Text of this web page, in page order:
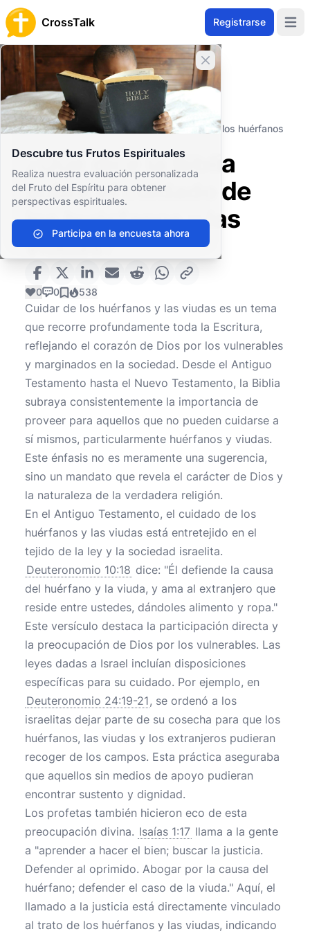
CrossTalk Registrarse
Cerrar banner
Descubre tus Frutos Espirituales
Realiza nuestra evaluación personalizada
del Fruto del Espíritu para obtener
perspectivas espirituales.
Participa en la encuesta ahora
Inicio
Archivo de Preguntas
Vida Cristiana
Familia y Comunidad
¿Qué dice la Biblia sobre el cuidado de los huérfanos
¿Qué dice la Biblia
sobre el cuidado de
los huérfanos y las
viudas?
0 0 538
Cuidar de los huérfanos y las viudas es un tema
que recorre profundamente toda la Escritura,
reflejando el corazón de Dios por los vulnerables
y marginados en la sociedad. Desde el Antiguo
Testamento hasta el Nuevo Testamento, la Biblia
subraya consistentemente la importancia de
proveer para aquellos que no pueden cuidarse a
sí mismos, particularmente huérfanos y viudas.
Este énfasis no es meramente una sugerencia,
sino un mandato que revela el carácter de Dios y
la naturaleza de la verdadera religión.
En el Antiguo Testamento, el cuidado de los
huérfanos y las viudas está entretejido en el
tejido de la ley y la sociedad israelita.
Deuteronomio 10:18 dice: "Él defiende la causa
del huérfano y la viuda, y ama al extranjero que
reside entre ustedes, dándoles alimento y ropa."
Este versículo destaca la participación directa y
la preocupación de Dios por los vulnerables. Las
leyes dadas a Israel incluían disposiciones
específicas para su cuidado. Por ejemplo, en
Deuteronomio 24:19-21, se ordenó a los
israelitas dejar parte de su cosecha para que los
huérfanos, las viudas y los extranjeros pudieran
recoger de los campos. Esta práctica aseguraba
que aquellos sin medios de apoyo pudieran
encontrar sustento y dignidad.
Los profetas también hicieron eco de esta
preocupación divina. Isaías 1:17 llama a la gente
a "aprender a hacer el bien; buscar la justicia.
Defender al oprimido. Abogar por la causa del
huérfano; defender el caso de la viuda." Aquí, el
llamado a la justicia está directamente vinculado
al trato de los huérfanos y las viudas, indicando